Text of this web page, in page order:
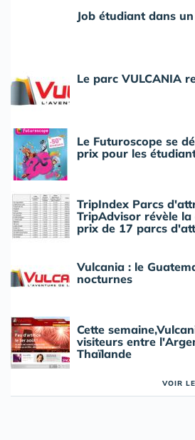
Job étudiant dans
Le parc VULCANIA
Le Futuroscope se
prix pour les
TripIndex Parcs
TripAdvisor révèle
prix de 17 parcs
Vulcania : le
nocturnes
Cette
visiteurs entre
Thaïlande
VOIR